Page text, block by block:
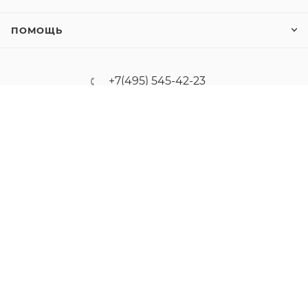
ПОМОЩЬ
+7(495) 545-42-23